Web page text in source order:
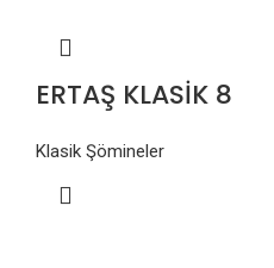
ERTAŞ KLASİK 8
Klasik Şömineler